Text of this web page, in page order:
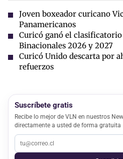
Joven boxeador curicano
Panamericanos
Curicó ganó el
Binacionales 2026 y 2027
Curicó Unido descarta por
refuerzos
Suscríbete gratis
Recibe lo mejor de VLN en nuestros
directamente a usted de forma gratuita